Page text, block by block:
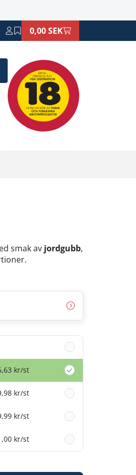
0,00 SEK
smak av jordgubb,
kr/st
kr/st
kr/st
kr/st